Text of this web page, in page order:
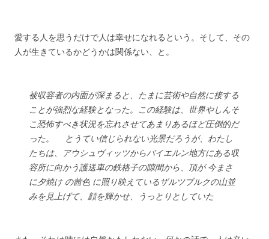
愛する人を思うだけで人は幸せになれるという。そして、その
人が生きているかどうかは関係ない、と。
被収容者の内面が深まると、たまに芸術や自然に接する
ことが強烈な経験となった。この経験は、世界やしんそ
こ恐怖すべき状況を忘れさせてあまりあるほど圧倒的だ
った。 とうてい信じられない光景だろうが、わたし
たちは、アウシュヴィッツからバイエルン地方にある収
容所に向かう護送車の鉄格子の隙間から、頂が 今まさ
に夕焼け の茜色 に照り映えているザルツブルクの山並
みを見上げて、顔を輝かせ、うっとりとしていた